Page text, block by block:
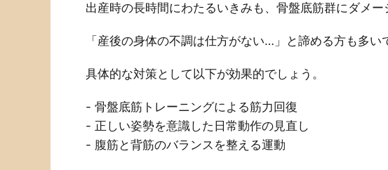
出産時の長時間にわたるいきみも、骨盤底筋群にダメー
「産後の身体の不調は仕方がない…」と諦める方も多い
具体的な対策として以下が効果的でしょう。
- 骨盤底筋トレーニングによる筋力回復
- 正しい姿勢を意識した日常動作の見直し
- 腹筋と背筋のバランスを整える運動